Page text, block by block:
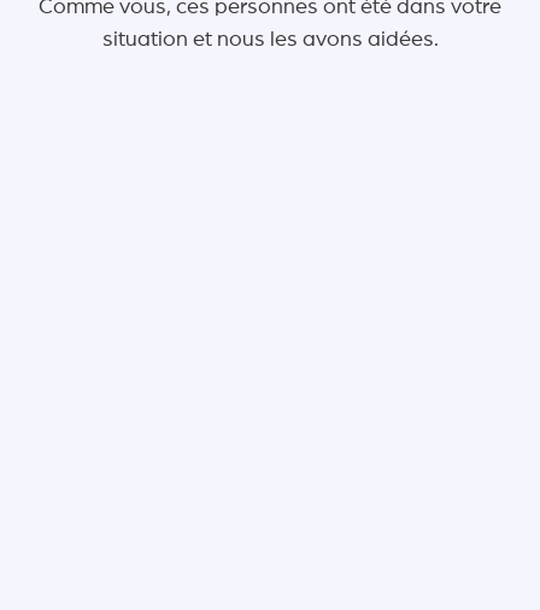
Comme vous, ces personnes ont été dans votre
situation et nous les avons aidées.